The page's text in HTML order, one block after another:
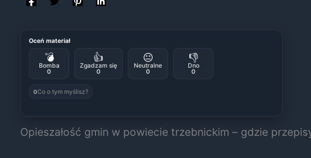
Oceń materiał
💣
Bomba
0
👍
Zgadzam się
0
😐
Neutralne
0
👎
Dno
0
0Co o tym myślisz?
Opieszałość gmin w powiecie trzebnickim – gdzie